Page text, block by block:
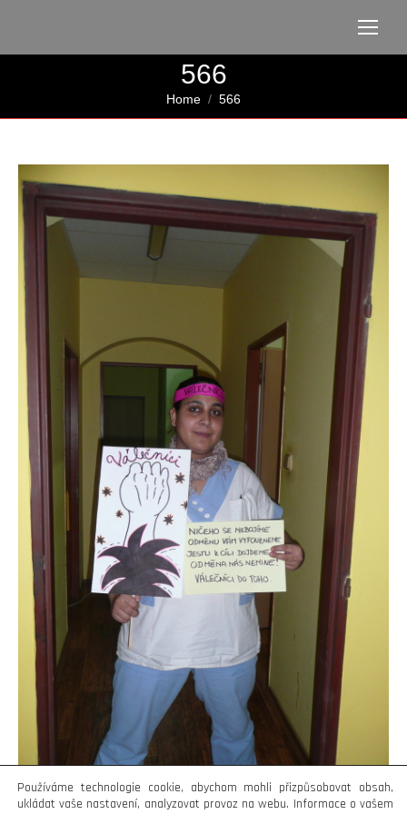
566
You are here:
Home 566
Používáme technologie cookie, abychom mohli přizpůsobovat obsah,
ukládat vaše nastavení, analyzovat provoz na webu. Informace o vašem